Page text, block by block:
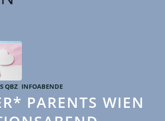
QBZ, INFOABENDE
PARENTS WIEN